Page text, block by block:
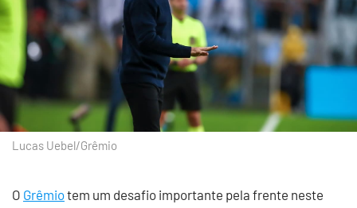
Lucas Uebel/Grêmio
O Grêmiotem um desafio importante pela frente neste